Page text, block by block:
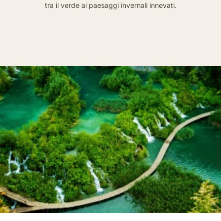
tra il verde ai paesaggi invernali innevati.